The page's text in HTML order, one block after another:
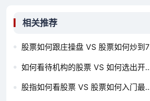
相关推荐
股票如何跟庄操盘 VS 股票如何炒到780万 哪个对你更有用？
如何看待机构的股票 VS 如何选出开盘上冲的股票 哪个对你更有用？
股指如何看股票 VS 股票如何入门最快 哪个对你更有用？